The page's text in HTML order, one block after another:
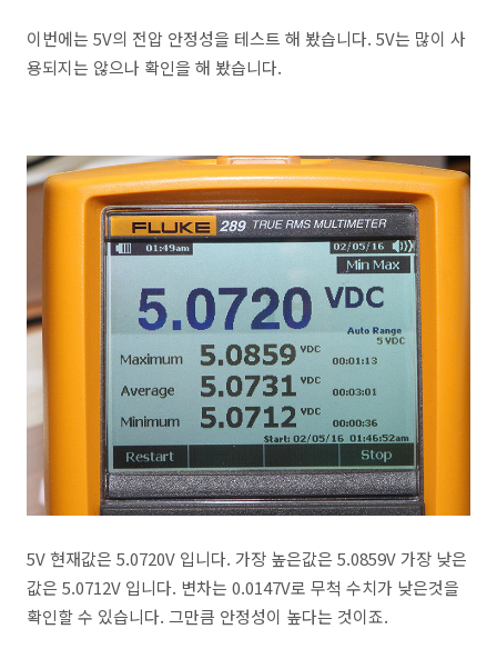
이번에는 5V의 전압 안정성을 테스트 해 봤습니다. 5V는 많이 사
용되지는 않으나 확인을 해 봤습니다.
5V 현재값은 5.0720V 입니다. 가장 높은값은 5.0859V 가장 낮은
값은 5.0712V 입니다. 변차는 0.0147V로 무척 수치가 낮은것을
확인할 수 있습니다. 그만큼 안정성이 높다는 것이죠.